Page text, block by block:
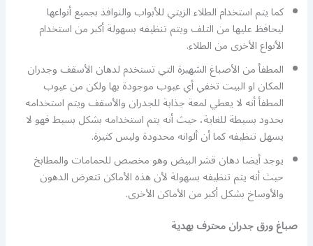
كما يتم استخدام الطلاء الزيتي للأبواب والنوافذ بجميع أنواعها
ليحافظ عليها من التلف ويتم تنظيفه بسهولة أكبر من استخدام
الأنواع الأخرى من الطلاء.
المطفأ من الأصباغ الشهيرة التي تستخدم لدهان الأسقف وجدران
المكان او البيت تخفي أي عيوب موجودة بها ولكن من عيوب
المطفأ أنه لا يعطي لمعة جذابة للجدران والأسقف ويتم استخدامه
بحدود بسيطة للغاية، حيث أنه يتم استخدامه بشكل بسيط فهو لا
يسهل تنظيفه كما أن ألوانه محدودة وليس كثيرة.
يوجد أيضا دهان قشر البيض وهو مخصص للحمامات والمطابخ
حيث أنه يتم تنظيفه بسهولة لأن هذه الأماكن تتعرض الدهون
والأوساخ بشكل أكبر من الأماكن الأخرى.
صباغ ورق جدران محترف بهدية